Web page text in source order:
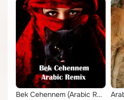
Bek Cehennem (Arabic Remix)